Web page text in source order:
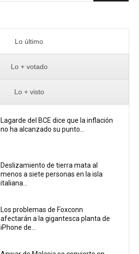
Lo último
Lo + votado
Lo + visto
Lagarde del BCE dice que la inflación
no ha alcanzado su punto...
Deslizamiento de tierra mata al
menos a siete personas en la isla
italiana...
Los problemas de Foxconn
afectarán a la gigantesca planta de
iPhone de...